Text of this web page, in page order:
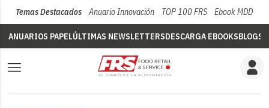
Temas Destacados Anuario Innovación TOP 100 FRS Ebook MDD
ANUARIOS PAPELÚLTIMAS NEWSLETTERSDESCARGA EBOOKSBLOGS